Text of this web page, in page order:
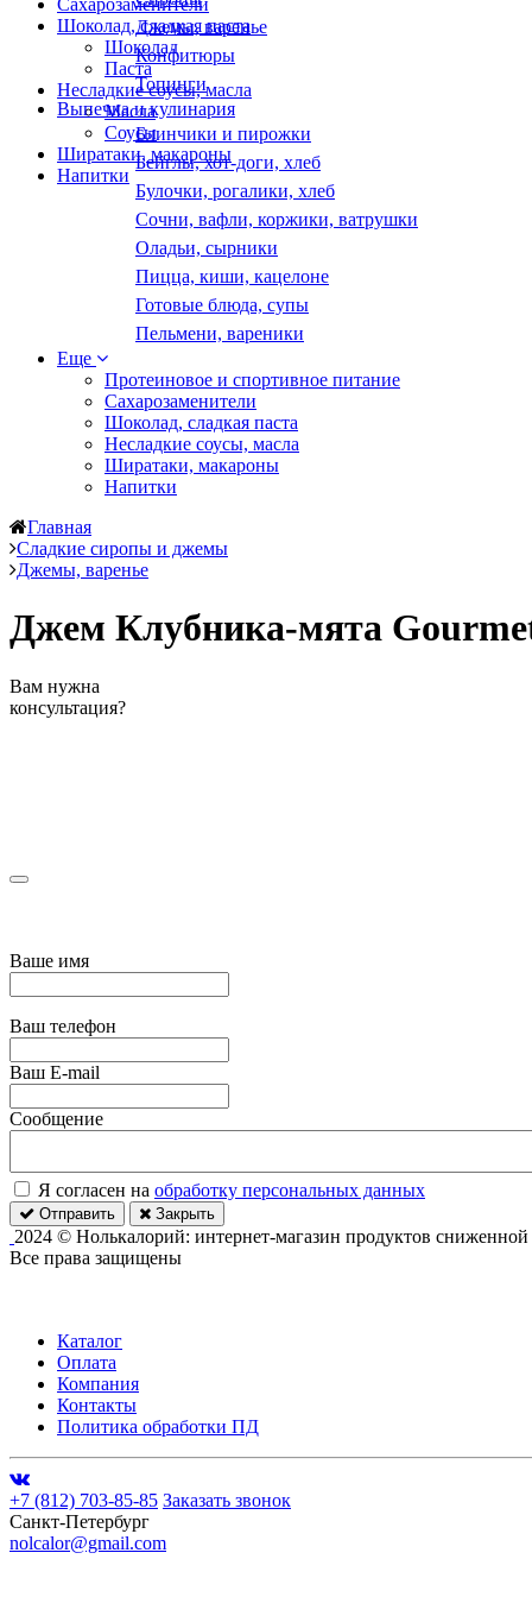
Сахарозаменители
Шоколад, сладкая паста
Шоколад
Паста
Несладкие соусы, масла
Масла
Соусы
Ширатаки, макароны
Напитки
Джемы, варенье
Конфитюры
Топинги
Выпечка и кулинария
Блинчики и пирожки
Бейглы, хот-доги, хлеб
Булочки, рогалики, хлеб
Сочни, вафли, коржики, ватрушки
Оладьи, сырники
Пицца, киши, кацелоне
Готовые блюда, супы
Пельмени, вареники
Еще
Протеиновое и спортивное питание
Сахарозаменители
Шоколад, сладкая паста
Несладкие соусы, масла
Ширатаки, макароны
Напитки
Главная
Сладкие сиропы и джемы
Джемы, варенье
Джем Клубника-мята
Вам нужна
консультация?
Ваше имя
Ваш телефон
Ваш E-mail
Сообщение
Я согласен на обработку персональных данных
Отправить Закрыть
2024 © Нолькалорий: интернет-магазин продуктов сниженной
Все права защищены
Каталог
Оплата
Компания
Контакты
Политика обработки ПД
+7 (812) 703-85-85 Заказать звонок
Санкт-Петербург
nolcalor@gmail.com